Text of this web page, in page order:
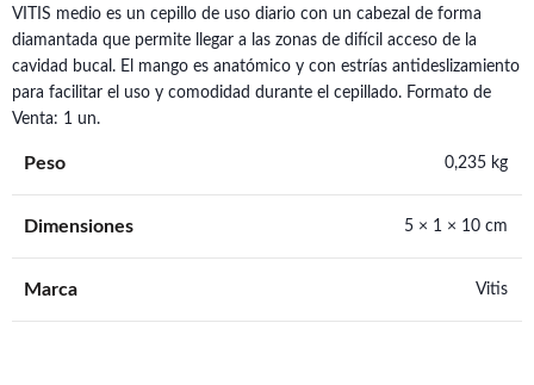
VITIS medio es un cepillo de uso diario con un cabezal de forma
diamantada que permite llegar a las zonas de difícil acceso de la
cavidad bucal. El mango es anatómico y con estrías antideslizamiento
para facilitar el uso y comodidad durante el cepillado. Formato de
Venta: 1 un.
Peso 0,235 kg
Dimensiones 5 × 1 × 10 cm
Marca Vitis